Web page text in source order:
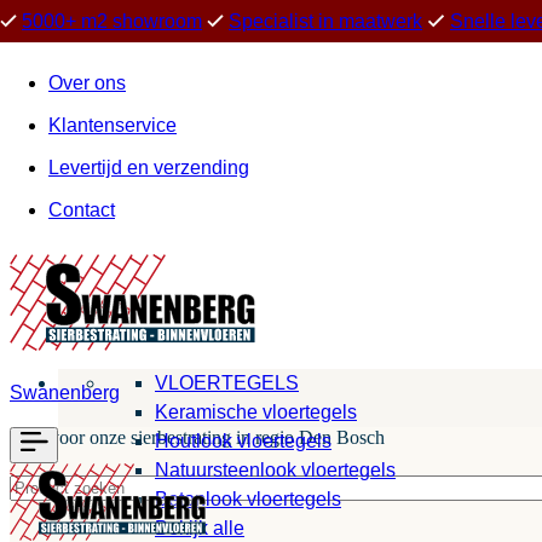
5000+ m2 showroom Specialist in maatwerk Snelle
Over ons
Klantenservice
Levertijd en verzending
Contact
Swanenberg
Kies voor onze sierbestrating in regio Den Bosch
VLOERTEGELS
Keramische vloertegels
Houtlook vloertegels
Natuursteenlook vloertegels
Betonlook vloertegels
Bekijk alle